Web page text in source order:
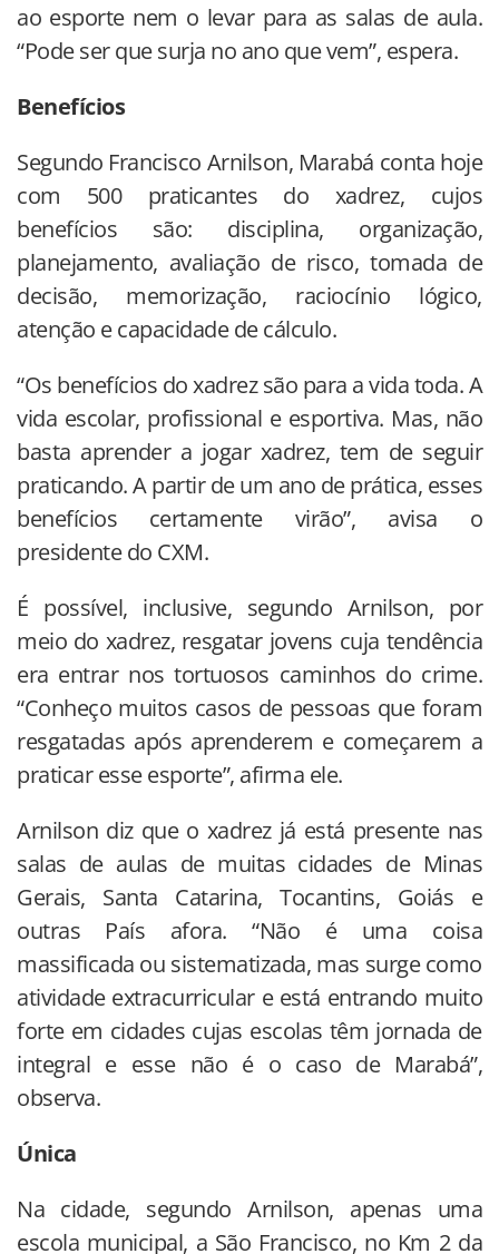
ao esporte nem o levar para as salas de aula.
“Pode ser que surja no ano que vem”, espera.
Benefícios
Segundo Francisco Arnilson, Marabá conta hoje
com 500 praticantes do xadrez, cujos
benefícios são: disciplina, organização,
planejamento, avaliação de risco, tomada de
decisão, memorização, raciocínio lógico,
atenção e capacidade de cálculo.
“Os benefícios do xadrez são para a vida toda. A
vida escolar, profissional e esportiva. Mas, não
basta aprender a jogar xadrez, tem de seguir
praticando. A partir de um ano de prática, esses
benefícios certamente virão”, avisa o
presidente do CXM.
É possível, inclusive, segundo Arnilson, por
meio do xadrez, resgatar jovens cuja tendência
era entrar nos tortuosos caminhos do crime.
“Conheço muitos casos de pessoas que foram
resgatadas após aprenderem e começarem a
praticar esse esporte”, afirma ele.
Arnilson diz que o xadrez já está presente nas
salas de aulas de muitas cidades de Minas
Gerais, Santa Catarina, Tocantins, Goiás e
outras País afora. “Não é uma coisa
massificada ou sistematizada, mas surge como
atividade extracurricular e está entrando muito
forte em cidades cujas escolas têm jornada de
integral e esse não é o caso de Marabá”,
observa.
Única
Na cidade, segundo Arnilson, apenas uma
escola municipal, a São Francisco, no Km 2 da